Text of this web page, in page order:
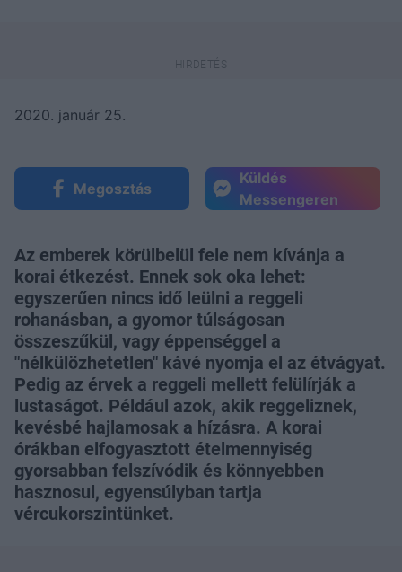
2020. január 25.
Megosztás
Küldés
Messengeren
Az emberek körülbelül fele nem kívánja a
korai étkezést. Ennek sok oka lehet:
egyszerűen nincs idő leülni a reggeli
rohanásban, a gyomor túlságosan
összeszűkül, vagy éppenséggel a
"nélkülözhetetlen" kávé nyomja el az étvágyat.
Pedig az érvek a reggeli mellett felülírják a
lustaságot. Például azok, akik reggeliznek,
kevésbé hajlamosak a hízásra. A korai
órákban elfogyasztott ételmennyiség
gyorsabban felszívódik és könnyebben
hasznosul, egyensúlyban tartja
vércukorszintünket.